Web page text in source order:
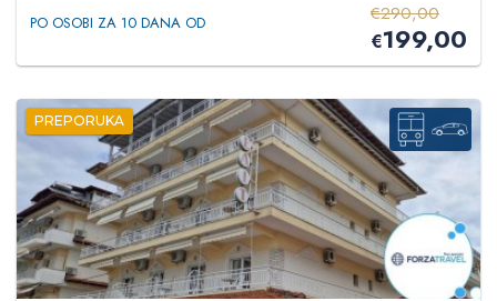
PO OSOBI ZA 10 DANA OD €290,00
€199,00
PREPORUKA